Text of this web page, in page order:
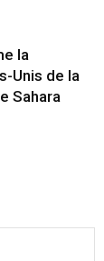
la
Unis de la
Sahara